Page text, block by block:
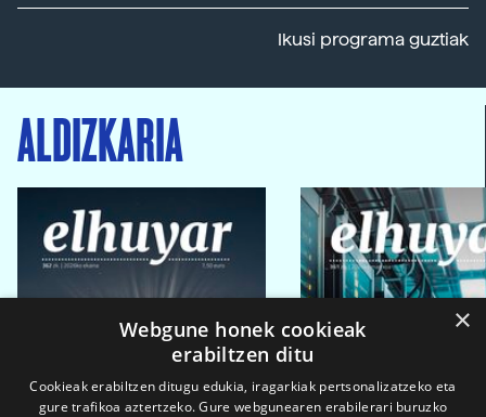
Ikusi programa guztiak
ALDIZKARIA
×
Webgune honek cookieak
erabiltzen ditu
Cookieak erabiltzen ditugu edukia, iragarkiak pertsonalizatzeko eta
gure trafikoa aztertzeko. Gure webgunearen erabilerari buruzko